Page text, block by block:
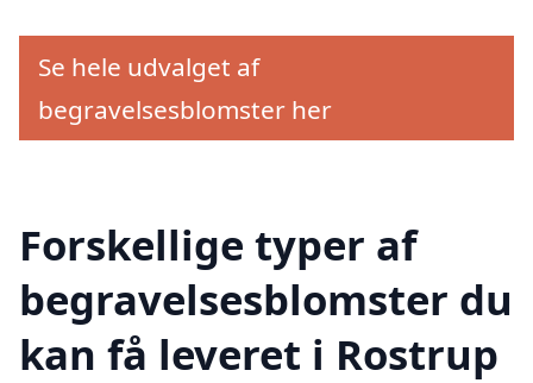
Se hele udvalget af
begravelsesblomster her
Forskellige typer af
begravelsesblomster du
kan få leveret i Rostrup